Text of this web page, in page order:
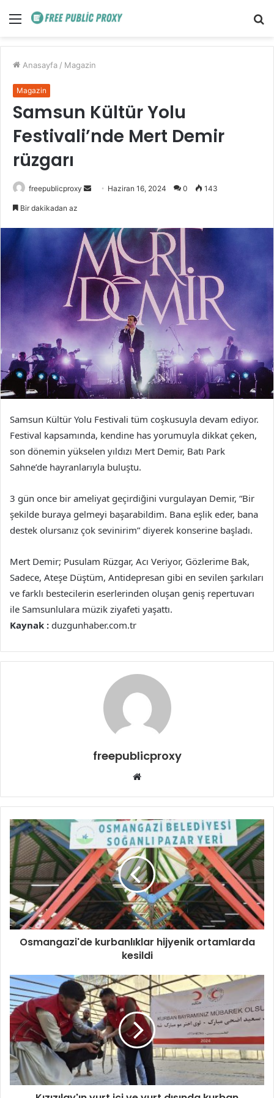
Menü
Anasayfa / Magazin
Magazin
Samsun Kültür Yolu
Festivali’nde Mert Demir
rüzgarı
freepublicproxy
Bir
göndermek
Haziran 16, 2024 0 143
Bir dakikadan az
Samsun Kültür Yolu Festivali tüm coşkusuyla devam ediyor.
Festival kapsamında, kendine has yorumuyla dikkat çeken,
son dönemin yükselen yıldızı Mert Demir, Batı Park
Sahne’de hayranlarıyla buluştu.
3 gün once bir ameliyat geçirdiğini vurgulayan Demir, “Bir
şekilde buraya gelmeyi başarabildim. Bana eşlik eder, bana
destek olursanız çok sevinirim” diyerek konserine başladı.
Mert Demir; Pusulam Rüzgar, Acı Veriyor, Gözlerime Bak,
Sadece, Ateşe Düştüm, Antidepresan gibi en sevilen şarkıları
ve farklı bestecilerin eserlerinden oluşan geniş repertuvarı
ile Samsunlulara müzik ziyafeti yaşattı.
Kaynak : duzgunhaber.com.tr
freepublicproxy
Web
Osmangazi'de kurbanlıklar hijyenik ortamlarda
kesildi